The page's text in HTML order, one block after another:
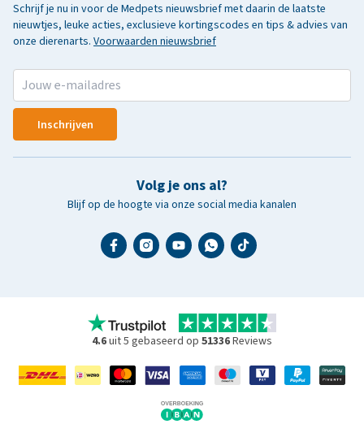
Schrijf je nu in voor de Medpets nieuwsbrief met daarin de laatste
nieuwtjes, leuke acties, exclusieve kortingscodes en tips & advies van
onze dierenarts. Voorwaarden nieuwsbrief
Inschrijven
Volg je ons al?
Blijf op de hoogte via onze social media kanalen
4.6uit 5 gebaseerd op 51336Reviews